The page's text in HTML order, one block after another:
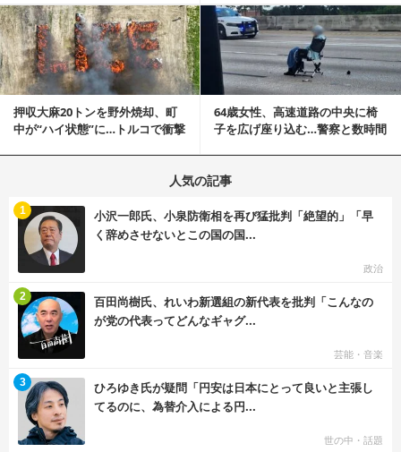
押収大麻20トンを野外焼却、町
中が“ハイ状態”に…トルコで衝撃
64歳女性、高速道路の中央に椅
子を広げ座り込む…警察と数時間
記事を読む
人気の記事
小沢一郎氏、小泉防衛相を再び猛批判「絶望的」「早
く辞めさせないとこの国の国...
政治
1
百田尚樹氏、れいわ新選組の新代表を批判「こんなの
が党の代表ってどんなギャグ...
芸能・音楽
2
ひろゆき氏が疑問「円安は日本にとって良いと主張し
てるのに、為替介入による円...
世の中・話題
3